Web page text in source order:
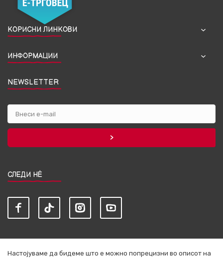
КОРИСНИ ЛИНКОВИ
ИНФОРМАЦИИ
NEWSLETTER
СЛЕДИ НЀ
Настојуваме да бидеме што е можно попрецизни во описот на